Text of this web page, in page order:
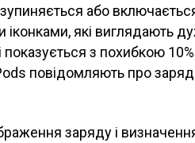
або
іконками, які виглядають
показується з похибкою
повідомляють про
заряду і